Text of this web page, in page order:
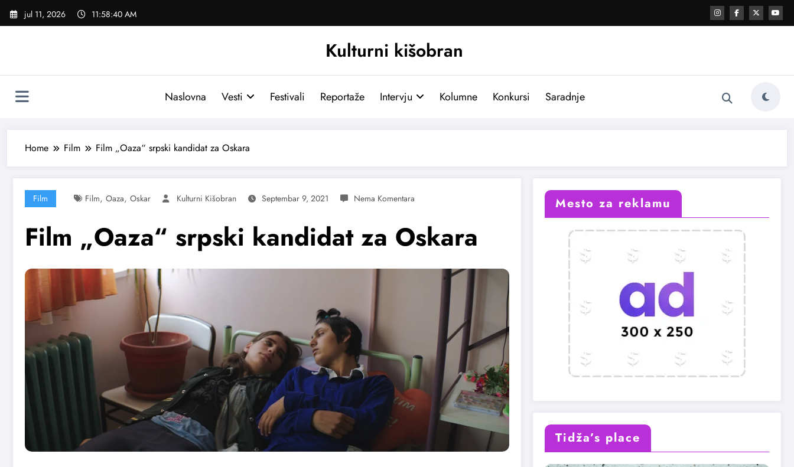
Skoči
jul 11, 2026 11:58:41 AM
Kulturni kišobran
Naslovna Vesti Festivali Reportaže Intervju Kolumne Konkursi Saradnje
Home Film Film „Oaza“ srpski kandidat za Oskara
Film Film, Oaza, Oskar Kulturni Kišobran Septembar 9, 2021
Film „Oaza“ srpski kandidat za Oskara
Mesto za reklamu
Tidža’s place